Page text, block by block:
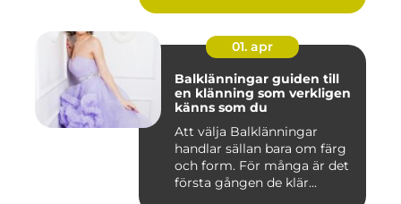
01. apr
Balklänningar guiden till
en klänning som verkligen
känns som du
Att välja Balklänningar
handlar sällan bara om färg
och form. För många är det
första gången de klär...